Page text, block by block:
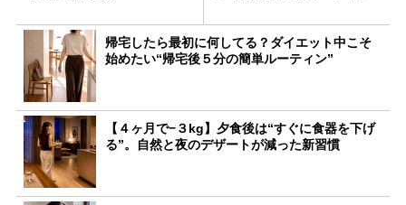
帰宅したら最初に何してる？ダイエット中こそ
始めたい“帰宅後５分の簡単ルーティン”
【４ヶ月で−３kg】夕食後は“すぐに食器を下げ
る”。自然と夜のデザートが減った新習慣